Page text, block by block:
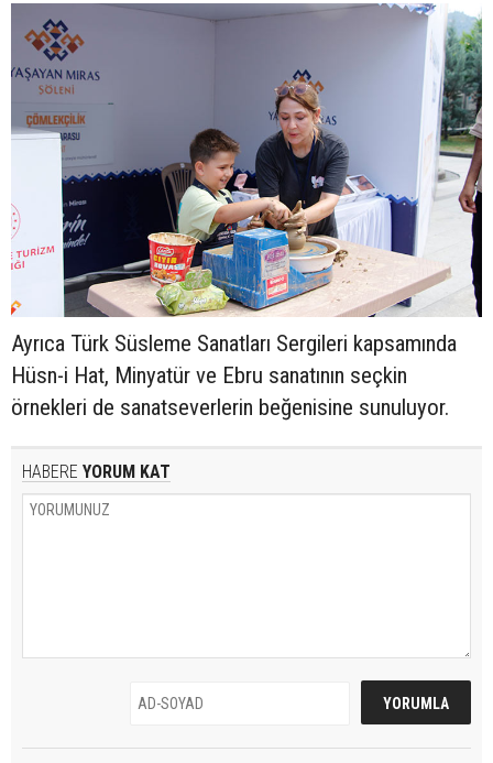
Ayrıca Türk Süsleme Sanatları Sergileri kapsamında
Hüsn-i Hat, Minyatür ve Ebru sanatının seçkin
örnekleri de sanatseverlerin beğenisine sunuluyor.
HABERE YORUM KAT